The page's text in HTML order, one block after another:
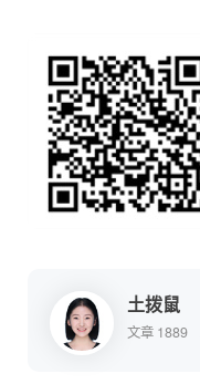
土拨鼠
文章 1889